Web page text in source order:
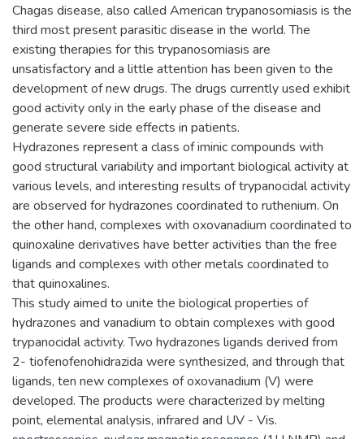
Chagas disease, also called American trypanosomiasis is the
third most present parasitic disease in the world. The
existing therapies for this trypanosomiasis are
unsatisfactory and a little attention has been given to the
development of new drugs. The drugs currently used exhibit
good activity only in the early phase of the disease and
generate severe side effects in patients.
Hydrazones represent a class of iminic compounds with
good structural variability and important biological activity at
various levels, and interesting results of trypanocidal activity
are observed for hydrazones coordinated to ruthenium. On
the other hand, complexes with oxovanadium coordinated to
quinoxaline derivatives have better activities than the free
ligands and complexes with other metals coordinated to
that quinoxalines.
This study aimed to unite the biological properties of
hydrazones and vanadium to obtain complexes with good
trypanocidal activity. Two hydrazones ligands derived from
2- tiofenofenohidrazida were synthesized, and through that
ligands, ten new complexes of oxovanadium (V) were
developed. The products were characterized by melting
point, elemental analysis, infrared and UV - Vis.